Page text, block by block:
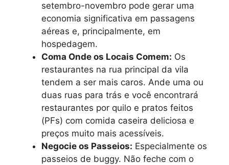
setembro-novembro pode gerar uma
economia significativa em passagens
aéreas e, principalmente, em
hospedagem.
Coma Onde os Locais Comem: Os
restaurantes na rua principal da vila
tendem a ser mais caros. Ande uma ou
duas ruas para trás e você encontrará
restaurantes por quilo e pratos feitos
(PFs) com comida caseira deliciosa e
preços muito mais acessíveis.
Negocie os Passeios: Especialmente os
passeios de buggy. Não feche com o